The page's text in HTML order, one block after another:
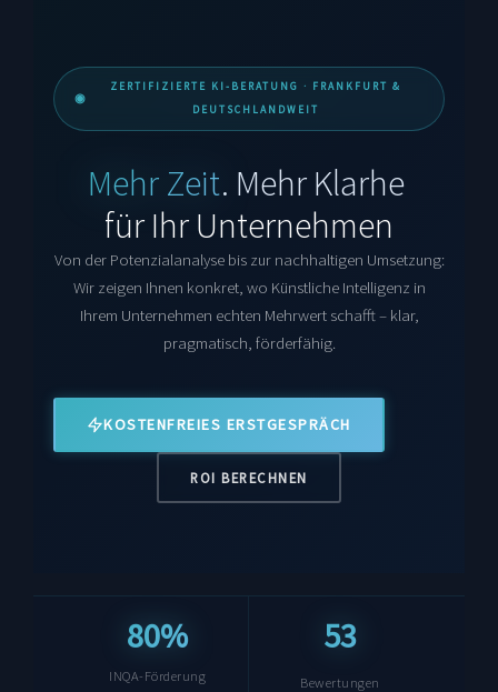
ZERTIFIZIERTE KI-BERATUNG · FRANKFURT &
DEUTSCHLANDWEIT
KI-Strategie für den Mittelstand
Mehr Zeit.Mehr Klarheit
für Ihr Unternehmen
Von der Potenzialanalyse bis zur nachhaltigen Umsetzung:
Wir zeigen Ihnen konkret, wo Künstliche Intelligenz in
Ihrem Unternehmen echten Mehrwert schafft – klar,
pragmatisch, förderfähig.
KOSTENFREIES ERSTGESPRÄCH
ROI BERECHNEN
80%
INQA-Förderung
53
Bewertungen